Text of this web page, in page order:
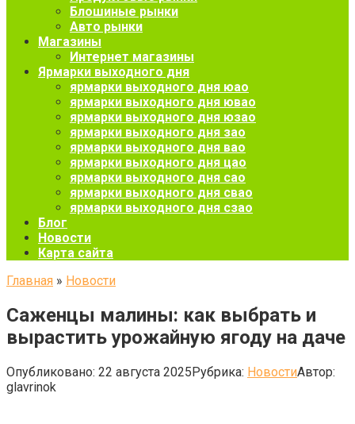
Блошиные рынки
Авто рынки
Магазины
Интернет магазины
Ярмарки выходного дня
ярмарки выходного дня юао
ярмарки выходного дня ювао
ярмарки выходного дня юзао
ярмарки выходного дня зао
ярмарки выходного дня вао
ярмарки выходного дня цао
ярмарки выходного дня сао
ярмарки выходного дня свао
ярмарки выходного дня сзао
Блог
Новости
Карта сайта
Главная » Новости
Саженцы малины: как выбрать и
вырастить урожайную ягоду на даче
Опубликовано: 22 августа 2025Рубрика: НовостиАвтор:
glavrinok